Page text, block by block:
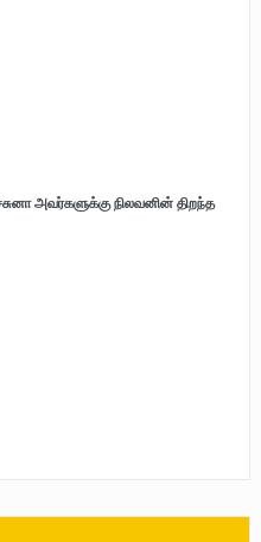
அவர்களுக்கு நிலவனின் திறந்த